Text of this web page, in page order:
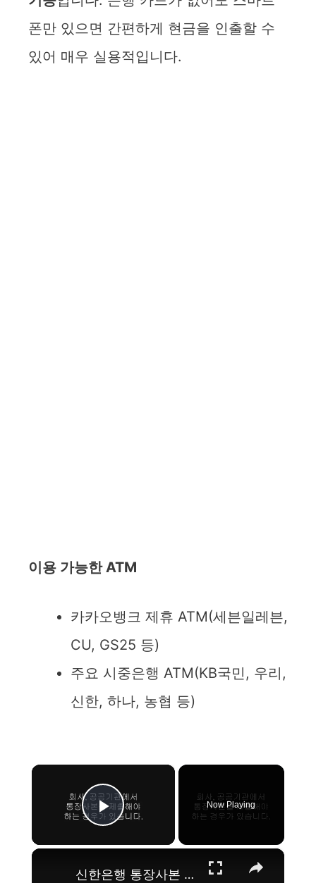
폰만 있으면 간편하게 현금을 인출할 수
있어 매우 실용적입니다.
이용 가능한 ATM
카카오뱅크 제휴 ATM(세븐일레븐,
CU, GS25 등)
주요 시중은행 ATM(KB국민, 우리,
신한, 하나, 농협 등)
×
Play Video
Now Playing
×
신한은행 통장사본 인터넷 발급 받는 방법 (PC, 모바일)